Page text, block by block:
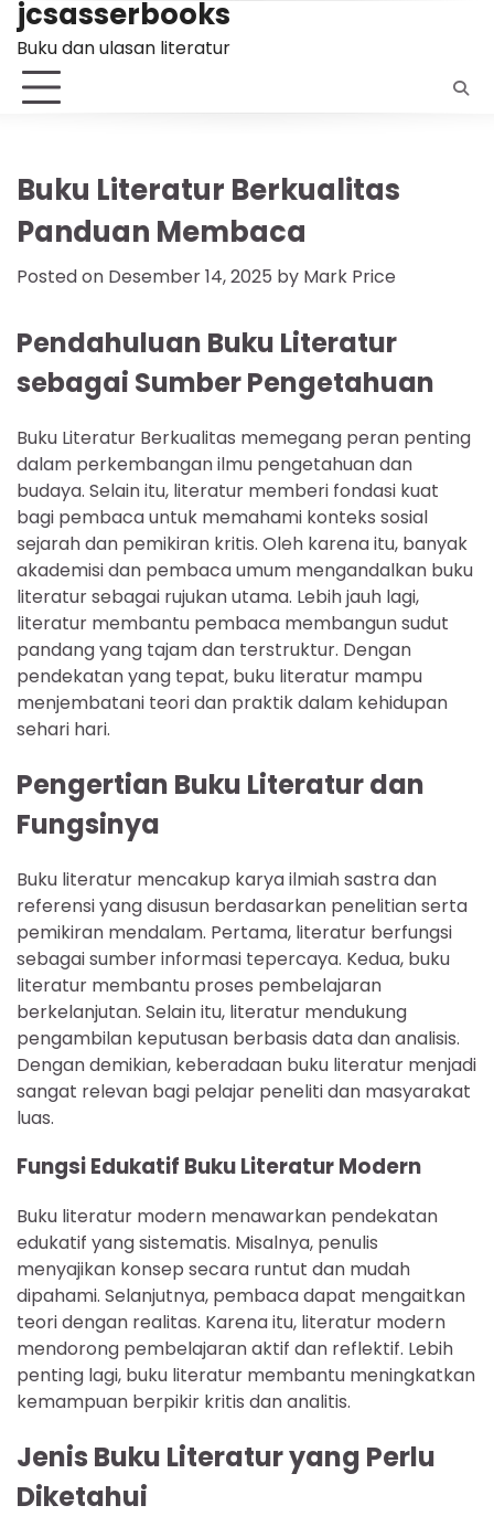
Skip
to
content
jcsasserbooks
Buku dan ulasan literatur
Buku Literatur Berkualitas
Panduan Membaca
Posted on Desember 14, 2025 by Mark Price
Pendahuluan Buku Literatur
sebagai Sumber Pengetahuan
Buku Literatur Berkualitas memegang peran penting
dalam perkembangan ilmu pengetahuan dan
budaya. Selain itu, literatur memberi fondasi kuat
bagi pembaca untuk memahami konteks sosial
sejarah dan pemikiran kritis. Oleh karena itu, banyak
akademisi dan pembaca umum mengandalkan buku
literatur sebagai rujukan utama. Lebih jauh lagi,
literatur membantu pembaca membangun sudut
pandang yang tajam dan terstruktur. Dengan
pendekatan yang tepat, buku literatur mampu
menjembatani teori dan praktik dalam kehidupan
sehari hari.
Pengertian Buku Literatur dan
Fungsinya
Buku literatur mencakup karya ilmiah sastra dan
referensi yang disusun berdasarkan penelitian serta
pemikiran mendalam. Pertama, literatur berfungsi
sebagai sumber informasi tepercaya. Kedua, buku
literatur membantu proses pembelajaran
berkelanjutan. Selain itu, literatur mendukung
pengambilan keputusan berbasis data dan analisis.
Dengan demikian, keberadaan buku literatur menjadi
sangat relevan bagi pelajar peneliti dan masyarakat
luas.
Fungsi Edukatif Buku Literatur Modern
Buku literatur modern menawarkan pendekatan
edukatif yang sistematis. Misalnya, penulis
menyajikan konsep secara runtut dan mudah
dipahami. Selanjutnya, pembaca dapat mengaitkan
teori dengan realitas. Karena itu, literatur modern
mendorong pembelajaran aktif dan reflektif. Lebih
penting lagi, buku literatur membantu meningkatkan
kemampuan berpikir kritis dan analitis.
Jenis Buku Literatur yang Perlu
Diketahui